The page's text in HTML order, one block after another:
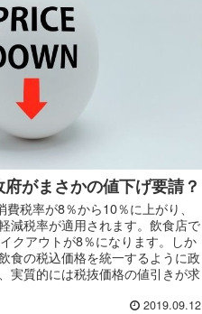
がまさかの値下げ要請？
税率が8％から10％に上がり、
減税率が適用されます。飲食店で
クアウトが8％になります。しか
食の税込価格を統一するように政
実質的には税抜価格の値引きが求
2019.09.12